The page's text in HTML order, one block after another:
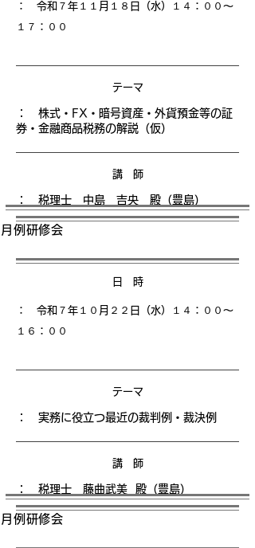
： 令和７年１１月１８日（水）１４
：００〜
１７：００
テーマ
： 株式・FX・暗号資産・外貨預金等の証
券・金融商品税務の解説（仮）
講 師
： 税理士 中島 吉央 殿（豊島）
月例研修会
日 時
： 令和７年１０月２２日（水）１４
：００〜
１６：００
テーマ
： 実務に役立つ最近の裁判例・裁決例
講 師
： 税理士 藤曲武美 殿（豊島）
月例研修会